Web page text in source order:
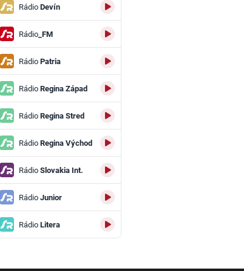
RádioDevín
Rádio_FM
RádioPatria
RádioRegina Západ
RádioRegina Stred
RádioRegina Východ
RádioSlovakia Int.
RádioJunior
RádioLitera